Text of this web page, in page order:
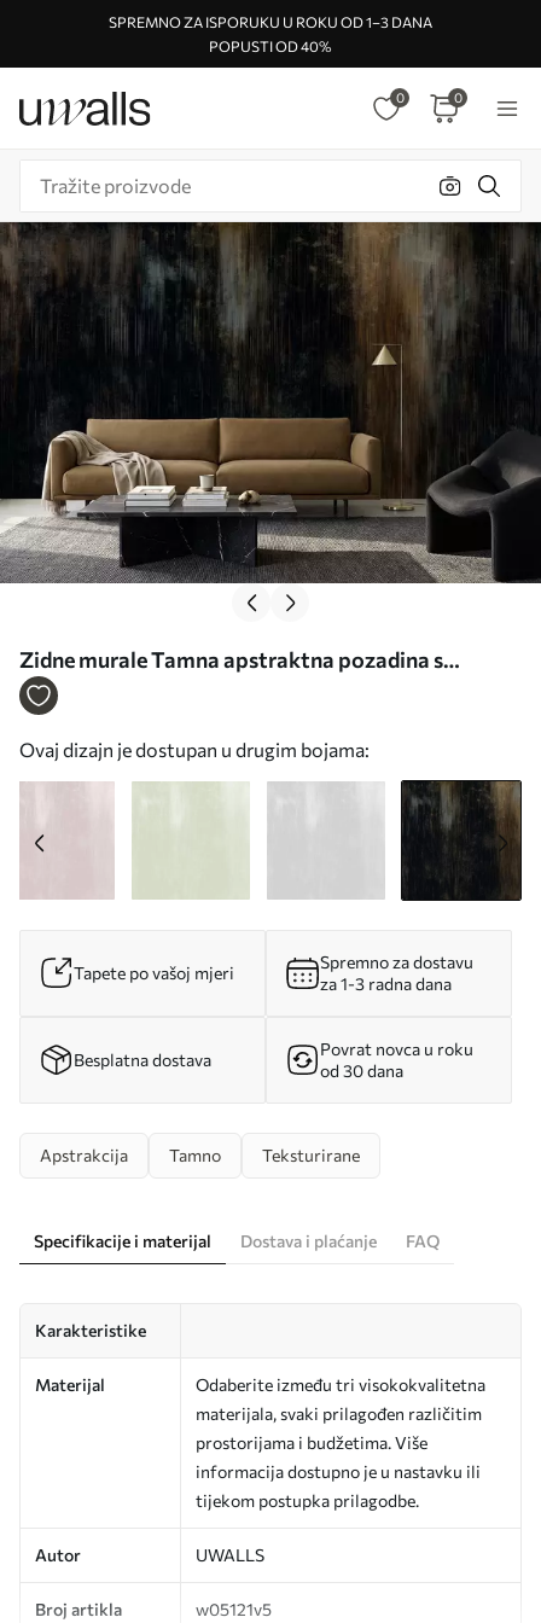
SPREMNO ZA ISPORUKU U ROKU OD 1–3 DANA
POPUSTI OD 40%
0 0
Zidne murale Tamna apstraktna pozadina s
okomitim prugama br. w05121v5
Ovaj dizajn je dostupan u drugim bojama:
Tapete po vašoj mjeri
Spremno za dostavu
za 1-3 radna dana
Besplatna dostava
Povrat novca u roku
od 30 dana
Apstrakcija Tamno Teksturirane
Specifikacije i materijal Dostava i plaćanje FAQ
Karakteristike
Materijal
Odaberite između tri visokokvalitetna
materijala, svaki prilagođen različitim
prostorijama i budžetima. Više
informacija dostupno je u nastavku ili
tijekom postupka prilagodbe.
Autor UWALLS
Broj artikla w05121v5